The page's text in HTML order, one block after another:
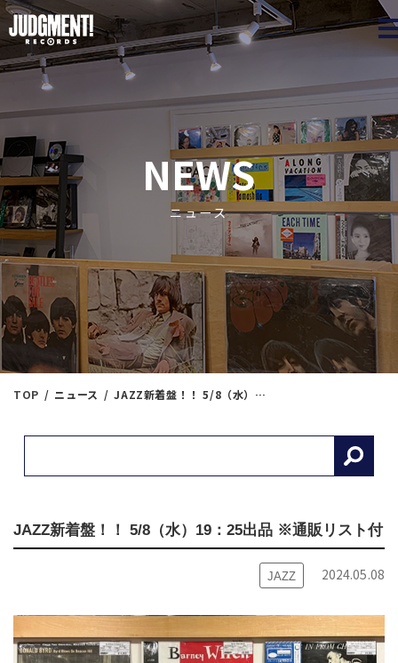
NEWS
ニュース
TOP ニュース JAZZ新着盤！！ 5/8（水）19：25出品 ※通販リスト付
JAZZ新着盤！！ 5/8（水）19：25出品 ※通販リスト付
JAZZ 2024.05.08